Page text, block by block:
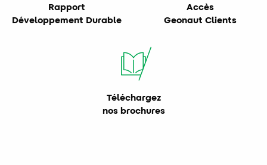
Rapport
Développement Durable
Accès
Geonaut Clients
Téléchargez
nos brochures